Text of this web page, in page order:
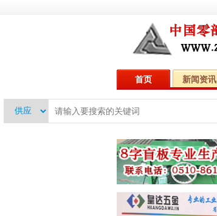
首页 新闻资讯